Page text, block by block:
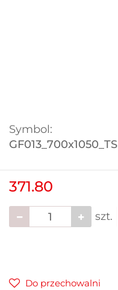
Symbol:
GF013_700x1050_TS
371.80
szt.
Do przechowalni